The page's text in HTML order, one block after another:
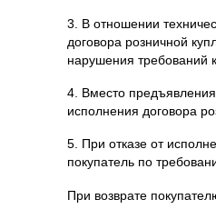
3. В отношении
договора розничной
нарушения требований к
4. Вместо предъявления
исполнения договора
5. При отказе от
покупатель по
При возврате